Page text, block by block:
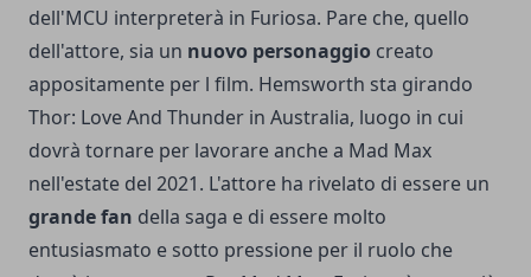
dell'MCU interpreterà in Furiosa. Pare che, quello
dell'attore, sia un nuovo personaggio creato
appositamente per l film. Hemsworth sta girando
Thor: Love And Thunder in Australia, luogo in cui
dovrà tornare per lavorare anche a Mad Max
nell'estate del 2021. L'attore ha rivelato di essere un
grande fan della saga e di essere molto
entusiasmato e sotto pressione per il ruolo che